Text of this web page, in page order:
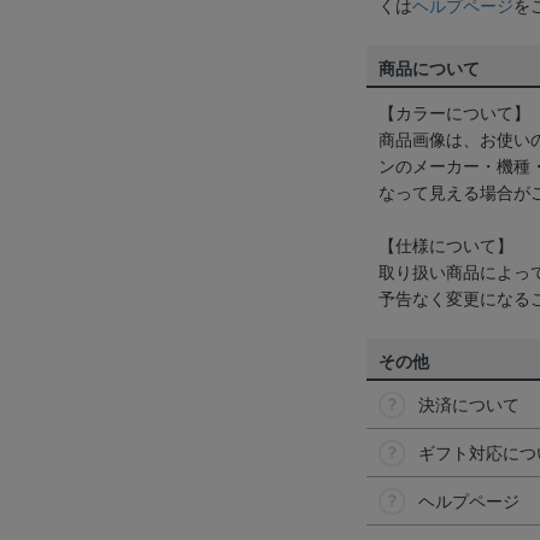
くはヘルプページを
商品について
【カラーについて】
商品画像は、お使い
ンのメーカー・機種
なって見える場合が
【仕様について】
取り扱い商品によっ
予告なく変更になる
その他
決済について
ギフト対応に
ヘルプページ